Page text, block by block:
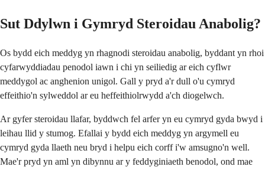
Sut Ddylwn i Gymryd Steroidau Anabolig?
Os bydd eich meddyg yn rhagnodi steroidau anabolig, byddant yn rhoi
cyfarwyddiadau penodol iawn i chi yn seiliedig ar eich cyflwr
meddygol ac anghenion unigol. Gall y pryd a'r dull o'u cymryd
effeithio'n sylweddol ar eu heffeithiolrwydd a'ch diogelwch.
Ar gyfer steroidau llafar, byddwch fel arfer yn eu cymryd gyda bwyd i
leihau llid y stumog. Efallai y bydd eich meddyg yn argymell eu
cymryd gyda llaeth neu bryd i helpu eich corff i'w amsugno'n well.
Mae'r pryd yn aml yn dibynnu ar y feddyginiaeth benodol, ond mae